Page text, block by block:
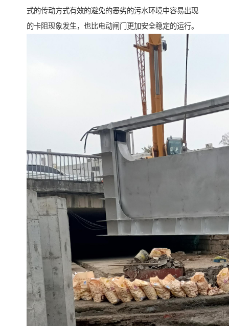
式的传动方式有效的避免的恶劣的污水环境中容易出现
的卡阻现象发生，也比电动闸门更加安全稳定的运行。